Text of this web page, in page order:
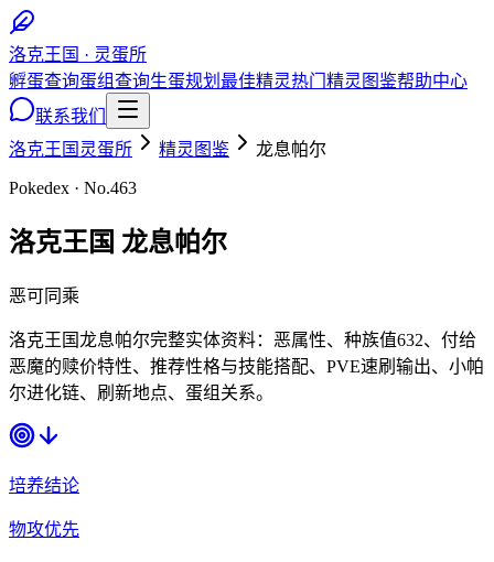
洛克王国 · 灵蛋所
孵蛋查询蛋组查询生蛋规划 最佳精灵热门精灵图鉴帮助中心
联系我们
洛克王国灵蛋所
精灵图鉴 龙息帕尔
Pokedex · No.463
洛克王国 龙息帕尔
恶可同乘
洛克王国龙息帕尔完整实体资料：恶属性、种族值632、付给
恶魔的赎价特性、推荐性格与技能搭配、PVE速刷输出、小帕
尔进化链、刷新地点、蛋组关系。
培养结论
物攻优先